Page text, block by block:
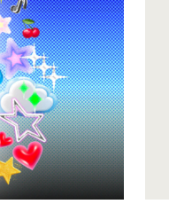
ค้นหา